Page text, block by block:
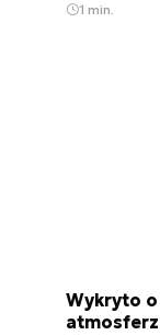
1 min.
Wykryto